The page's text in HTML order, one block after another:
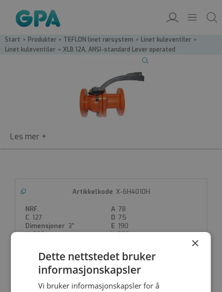
Start / Produkter / TEFLON linet rør­system / Linet kuleventiler /
Linet kuleventiler / XLB 12A, ANSI-standard Lever operated
XLB 12A ANSI
Lever operated
Size range : ½"/DN25 - 6"/DN150
Pressure rating: ANSI B16.5 CL150
Temperature range: EN -10°C (14°F) to 204°C
(400°F)
Material body: Ductile iron EN-JS 1049 / 60-40-18 /
PFA Teflon® lined
Face to Face: Dimension acc. to ANSI B16.10 (Former
Flange connection: ANSI B16.5
X-6H4010H
78
127
75
3"
190
230
203
X-6H5010H
×
Dette nettstedet bruker
informasjonskapsler
Vi bruker informasjonskapsler for å